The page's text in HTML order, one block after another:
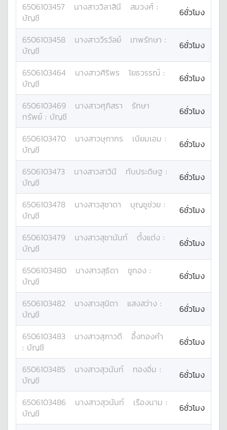
6506103457 นางสาววิลาสินี สมวงศ์ :
บัญชี
6ชั่วโมง
6506103458 นางสาววีรวัลย์ เทพรักษา :
บัญชี
6ชั่วโมง
6506103464 นางสาวศิริพร โยธวรรณ์ :
บัญชี
6ชั่วโมง
6506103469 นางสาวศุภิสรา
รักษา
ทรัพย์ : บัญชี 6ชั่วโมง
6506103470 นางสาวษุภากร เนียมเอม :
บัญชี
6ชั่วโมง
6506103473 นางสาวสาวินี ทับประดิษฐ :
บัญชี
6ชั่วโมง
6506103478 นางสาวสุชาดา บุญชูช่วย :
บัญชี
6ชั่วโมง
6506103479 นางสาวสุชานันท์ ตั้งแต่ง :
บัญชี
6ชั่วโมง
6506103480 นางสาวสุธิดา ชูทอง :
บัญชี
6ชั่วโมง
6506103482 นางสาวสุนิตา แสงสว่าง :
บัญชี
6ชั่วโมง
6506103483 นางสาวสุภาวดี
อึ้งทองคำ
: บัญชี 6ชั่วโมง
6506103485 นางสาวสุวนันท์ ทองอิ่ม :
บัญชี
6ชั่วโมง
6506103486 นางสาวสุวนันท์ เรืองนาม :
บัญชี
6ชั่วโมง